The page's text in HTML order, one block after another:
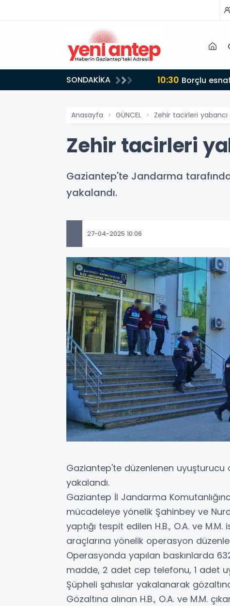
SONDAKİKA 10:30 Borçlu
Anasayfa GÜNCEL Zehir tacirleri yabancı
Zehir tacirleri
Gaziantep'te Jandarma
yakalandı.
27-04-2025 10:06
Gaziantep'te düzenlenen uyuşturucu
yakalandı.
Gaziantep İl Jandarma
mücadeleye yönelik Şahinbey ve
yaptığı tespit edilen H.B., O.A. ve
araçlarına yönelik operasyon
Operasyonda yapılan baskınlarda
madde, 2 adet cep telefonu, 1 adet
Şüpheli şahıslar yakalanarak
Gözaltına alınan H.B., O.A. ve M.M.